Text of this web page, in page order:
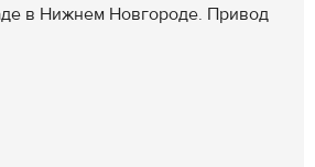
в Нижнем Новгороде. Привод